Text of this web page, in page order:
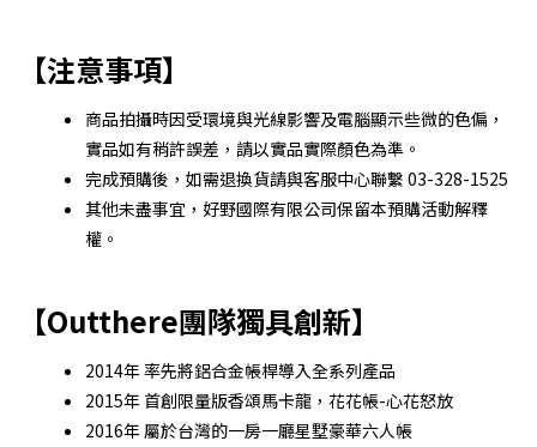
【注意事項】
商品拍攝時因受環境與光線影響及電腦顯示些微的色偏，
實品如有稍許誤差，請以實品實際顏色為準。
完成預購後，如需退換貨請與客服中心聯繫 03-328-1525
其他未盡事宜，好野國際有限公司保留本預購活動解釋
權。
【Outthere團隊獨具創新】
2014年 率先將鋁合金帳桿導入全系列產品
2015年 首創限量版香頌馬卡龍，花花帳-心花怒放
2016年 屬於台灣的一房一廳星墅豪華六人帳